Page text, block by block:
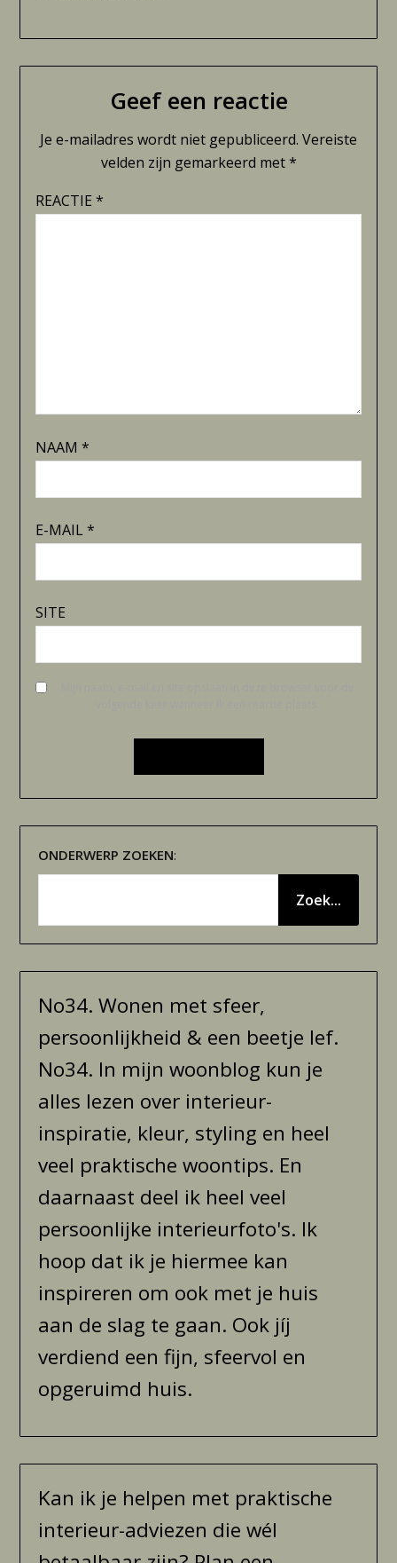
Geef een reactie
Je e-mailadres wordt niet gepubliceerd. Vereiste
velden zijn gemarkeerd met*
REACTIE *
NAAM *
E-MAIL*
SITE
ONDERWERP ZOEKEN:
Zoek...
No34. Wonen met sfeer,
persoonlijkheid & een beetje lef.
No34. In mijn woonblog kun je
alles lezen over interieur-
inspiratie, kleur, styling en heel
veel praktische woontips. En
daarnaast deel ik heel veel
persoonlijke interieurfoto's. Ik
hoop dat ik je hiermee kan
inspireren om ook met je huis
aan de slag te gaan. Ook jíj
verdiend een fijn, sfeervol en
opgeruimd huis.
Kan ik je helpen met praktische
interieur-adviezen die wél